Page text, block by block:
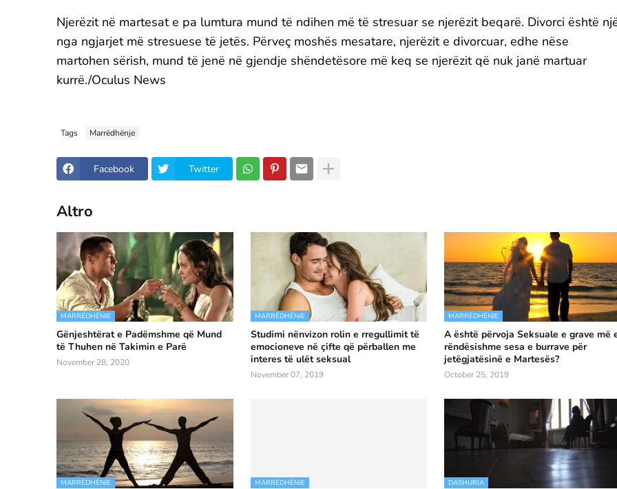
Njerëzit në martesat e pa lumtura mund të ndihen më të stresuar se njerëzit beqarë. Divorci është
nga ngjarjet më stresuese të jetës. Përveç moshës mesatare, njerëzit e divorcuar, edhe nëse
martohen sërish, mund të jenë në gjendje shëndetësore më keq se njerëzit që nuk janë martuar
kurrë./Oculus News
Tags Marrëdhënje
Facebook Twitter
Altro
MARRËDHËNJE
Gënjeshtërat e Padëmshme që Mund
të Thuhen në Takimin e Parë
November 28, 2020
MARRËDHËNJE
Studimi nënvizon rolin e rregullimit të
emocioneve në çifte që përballen me
interes të ulët seksual
November 07, 2019
MARRËDHËNJE
A është përvoja Seksuale e grave më
rëndësishme sesa e burrave për
jetëgjatësinë e Martesës?
October 25, 2019
MARRËDHËNJE MARRËDHËNJE DASHURIA